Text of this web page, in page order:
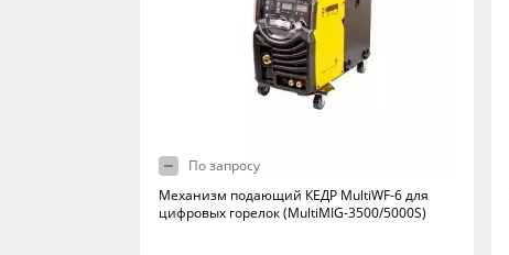
По запросу
Механизм подающий КЕДР MultiWF-6 для
цифровых горелок (MultiMIG-3500/5000S)